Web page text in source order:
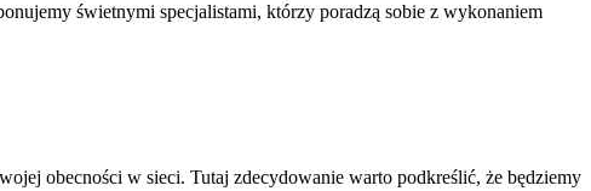
świetnymi specjalistami, którzy poradzą sobie z wykonaniem
obecności w sieci. Tutaj zdecydowanie warto podkreślić, że będziemy